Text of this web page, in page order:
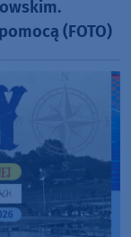
(FOTO)